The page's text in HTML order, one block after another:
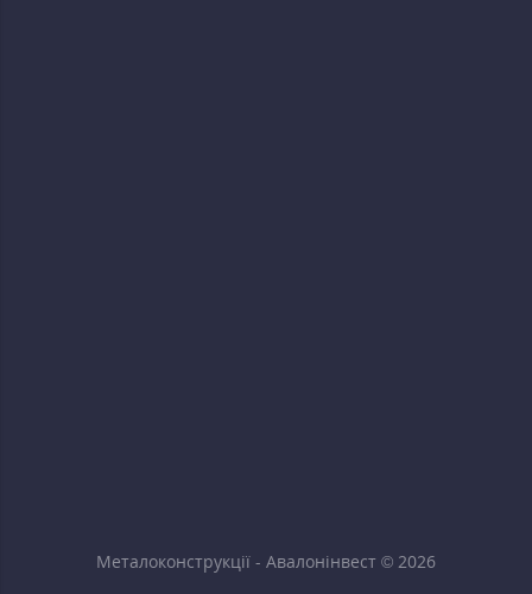
Металоконструкції - Авалонінвест © 2026